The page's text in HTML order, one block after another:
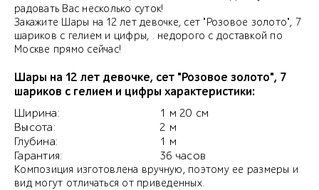
радовать Вас несколько суток!
Закажите Шары на 12 лет девочке, сет "Розовое золото", 7
шариков с гелием и цифры, . недорого с доставкой по
Москве прямо сейчас!
Шары на 12 лет девочке, сет "Розовое золото", 7
шариков с гелием и цифры характеристики:
Ширина:
Высота:
Глубина:
Гарантия:
1 м 20 см
2 м
1 м
36 часов
Композиция изготовлена вручную, поэтому ее размеры и
вид могут отличаться от приведенных.